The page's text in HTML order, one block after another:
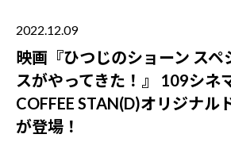
2022.12.09
映画『ひつじのショーン スペ
スがやってきた！』 109シネ
COFFEE STAN(D)オリジナル
が登場！